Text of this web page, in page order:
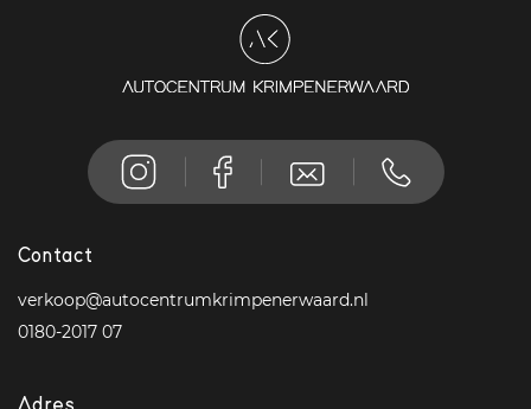
Contact
verkoop@autocentrumkrimpenerwaard.nl
0180-2017 07